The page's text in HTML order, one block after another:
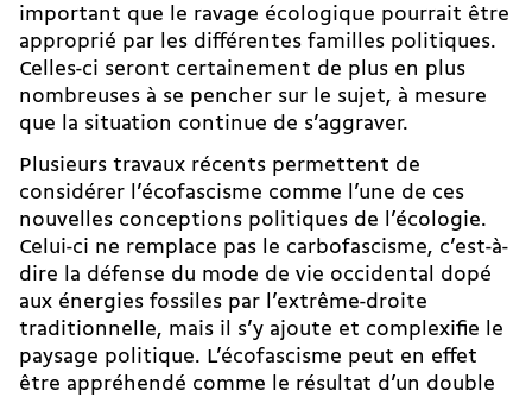
important que le ravage écologique pourrait être
approprié par les différentes familles politiques.
Celles-ci seront certainement de plus en plus
nombreuses à se pencher sur le sujet, à mesure
que la situation continue de s’aggraver.
Plusieurs travaux récents permettent de
considérer l’écofascisme comme l’une de ces
nouvelles conceptions politiques de l’écologie.
Celui-ci ne remplace pas le carbofascisme, c’est-à-
dire la défense du mode de vie occidental dopé
aux énergies fossiles par l’extrême-­droite
traditionnelle, mais il s’y ajoute et complexifie le
paysage politique. L’écofascisme peut en effet
être appréhendé comme le résultat d’un double